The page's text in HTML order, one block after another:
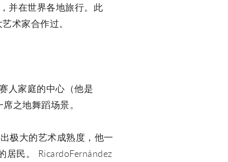
并在世界各地旅行。此
术家合作过。
人家庭的中心（他是
之地舞蹈场景。
极大的艺术成熟度，他一
居民。 RicardoFernández